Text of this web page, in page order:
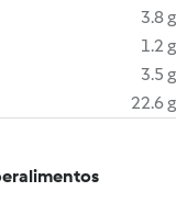
3.8 g
1.2 g
3.5 g
22.6 g